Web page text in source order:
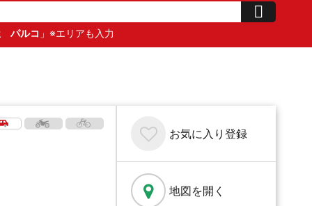
パルコ 」※エリアも入力
お気に入り 登録
地図を開く